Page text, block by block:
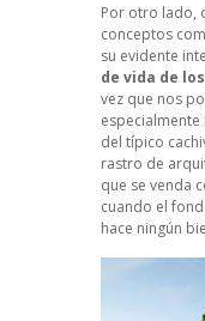
Por otro lado,
conceptos
su evidente
de vida de
vez que nos
especialmente
del típico
rastro de
que se venda
cuando el
hace ningún